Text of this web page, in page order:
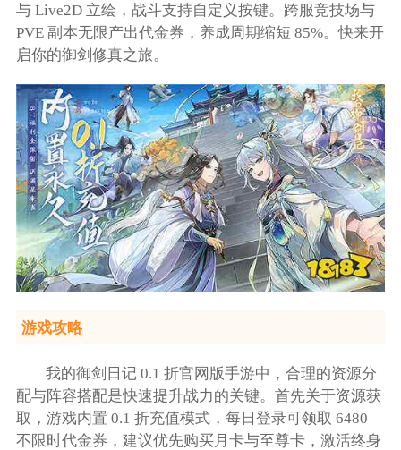
与 Live2D 立绘，战斗支持自定义按键。跨服竞技场与
PVE 副本无限产出代金券，养成周期缩短 85%。快来开
启你的御剑修真之旅。
游戏攻略
我的御剑日记 0.1 折官网版手游中，合理的资源分
配与阵容搭配是快速提升战力的关键。首先关于资源获
取，游戏内置 0.1 折充值模式，每日登录可领取 6480
不限时代金券，建议优先购买月卡与至尊卡，激活终身